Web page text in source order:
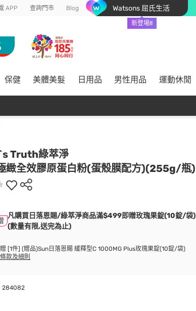
APP 查詢門市 Blog Watsons 屈氏生活
新登場!!
保健 美體美髮 日用品 男性用品 運動休閒
Truth綠萃淨
緻全效膠原蛋白粉(蛋殼膜配方)(255g/瓶)
凡購買日落恩賜/綠萃淨商品滿$499即贈玫瑰果錠(10錠/袋)
(數量有限,送完為止)
贈 [1件] (贈品)Sun日落恩賜 緩釋型C 1000MG Plus玫瑰果錠(10錠/袋)
條款及細則
284082